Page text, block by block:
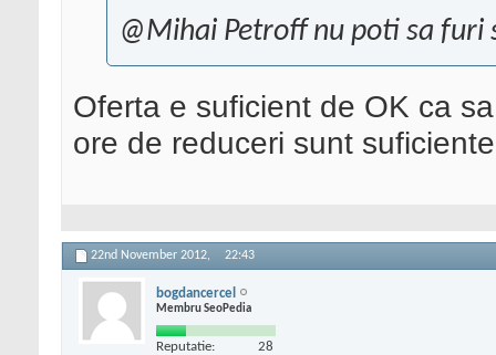
@Mihai Petroff nu poti sa
Oferta e suficient de OK ca
ore de reduceri sunt
22nd November 2012, 22:43
bogdancercel
Membru SeoPedia
Reputatie: 28